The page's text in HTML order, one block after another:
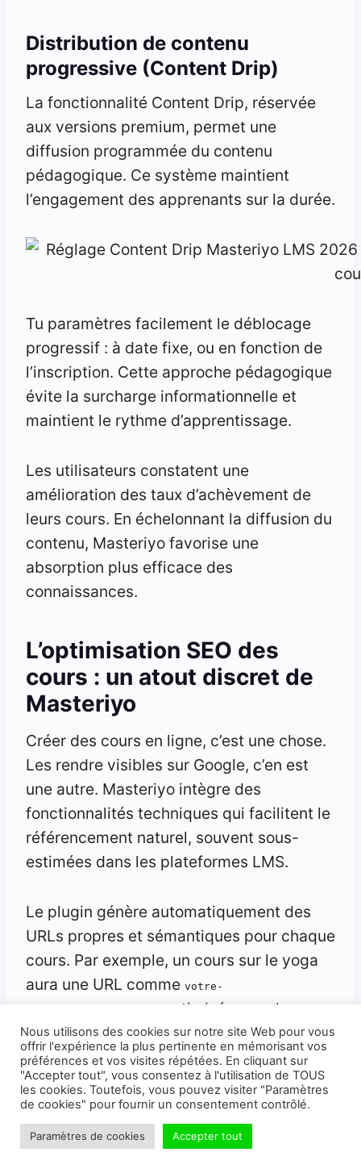
Distribution de contenu
progressive (Content Drip)
La fonctionnalité Content Drip, réservée
aux versions premium, permet une
diffusion programmée du contenu
pédagogique. Ce système maintient
l’engagement des apprenants sur la durée.
Tu paramètres facilement le déblocage
progressif : à date fixe, ou en fonction de
l’inscription. Cette approche pédagogique
évite la surcharge informationnelle et
maintient le rythme d’apprentissage.
Les utilisateurs constatent une
amélioration des taux d’achèvement de
leurs cours. En échelonnant la diffusion du
contenu, Masteriyo favorise une
absorption plus efficace des
connaissances.
L’optimisation SEO des
cours : un atout discret de
Masteriyo
Créer des cours en ligne, c’est une chose.
Les rendre visibles sur Google, c’en est
une autre. Masteriyo intègre des
fonctionnalités techniques qui facilitent le
référencement naturel, souvent sous-
estimées dans les plateformes LMS.
Le plugin génère automatiquement des
URLs propres et sémantiques pour chaque
cours. Par exemple, un cours sur le yoga
aura une URL comme votre-
, optimisée pour les
moteurs de recherche. Ces permaliens,
combinés à une structure bien pensée,
offrent une base solide pour un bon
référencement.
Nous utilisons des cookies sur notre site Web pour vous
offrir l'expérience la plus pertinente en mémorisant vos
préférences et vos visites répétées. En cliquant sur
"Accepter tout", vous consentez à l'utilisation de TOUS
les cookies. Toutefois, vous pouvez visiter "Paramètres
de cookies" pour fournir un consentement contrôlé.
Paramètres de cookies Accepter tout